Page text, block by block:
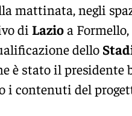
mattinata, negli
di Lazioa
dello
è stato il presidente
i contenuti del